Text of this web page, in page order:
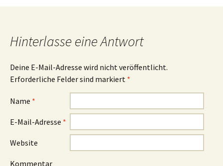
Hinterlasse eine Antwort
Deine E-Mail-Adresse wird nicht veröffentlicht.
Erforderliche Felder sind markiert *
Name *
E-Mail-Adresse *
Website
Kommentar